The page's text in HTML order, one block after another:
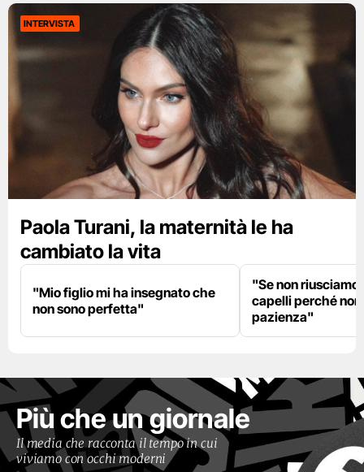
INTERVISTA
Paola Turani, la maternità le ha
cambiato la vita
"Mio figlio mi ha insegnato che
non sono perfetta"
"Se non riusciamo
capelli perché
pazienza"
Più che un giornale
Il media che racconta il tempo in cui
viviamo con occhi moderni